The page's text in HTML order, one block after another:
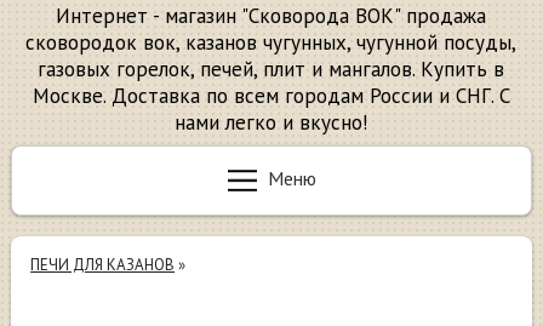
Интернет - магазин "Сковорода ВОК" продажа
сковородок вок, казанов чугунных, чугунной посуды,
газовых горелок, печей, плит и мангалов. Купить в
Москве. Доставка по всем городам России и СНГ. С
нами легко и вкусно!
Меню
ПЕЧИ ДЛЯ КАЗАНОВ »